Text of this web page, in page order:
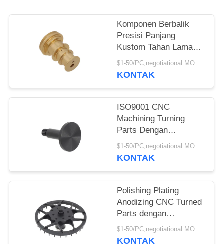
Komponen Berbalik
Presisi Panjang
Kustom Tahan Lama
Anodized / Electroplate
/ Polish
$1-50/PC,negotiational MOQ:1PC
KONTAK
ISO9001 CNC
Machining Turning
Parts Dengan
Pengeboran Yang
Disesuaikan Dan
$1-50/PC,negotiational MOQ:1PC
KONTAK
Polishing Plating
Anodizing CNC Turned
Parts dengan
Kedalaman
Pengeboran
$1-50/PC,negotiational MOQ:1PC
KONTAK